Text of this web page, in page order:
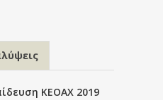
ΚΕΟΑΧ 2019